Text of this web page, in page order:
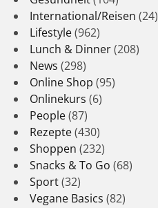
International/Reisen (24)
Lifestyle(962)
Lunch & Dinner(208)
News (298)
Online Shop (95)
Onlinekurs (6)
People(87)
Rezepte(430)
Shoppen (232)
Snacks & To Go (68)
Sport(32)
Vegane Basics (82)